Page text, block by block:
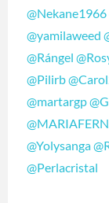
@Nekane1966
@yamilaweed
@Rángel
@Pilirb
@martargp
@Yolysanga
@Perlacristal